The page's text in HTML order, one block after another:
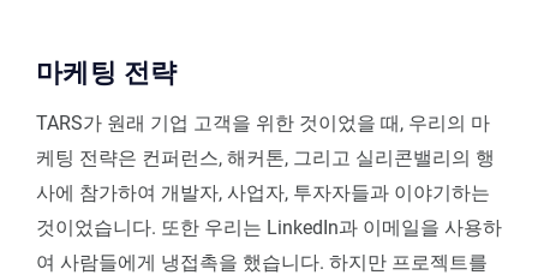
마케팅 전략
TARS가 원래 기업 고객을 위한 것이었을 때, 우리의 마
케팅 전략은 컨퍼런스, 해커톤, 그리고 실리콘밸리의 행
사에 참가하여 개발자, 사업자, 투자자들과 이야기하는
것이었습니다. 또한 우리는 LinkedIn과 이메일을 사용하
여 사람들에게 냉접촉을 했습니다. 하지만 프로젝트를